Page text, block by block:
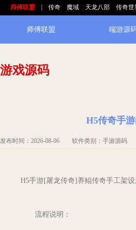
师傅联盟 传奇 魔域 天龙八部 传奇世
师傅联盟 端游源
游戏源码
H5传奇手
发布时间：2026-08-06 软件类别：手游源码
H5手游[屠龙传奇]养鲲传奇手工架
流程说明：